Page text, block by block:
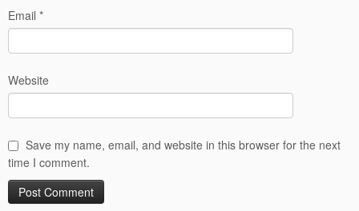
Email *
Website
Save my name, email, and website in this browser for the next
time I comment.